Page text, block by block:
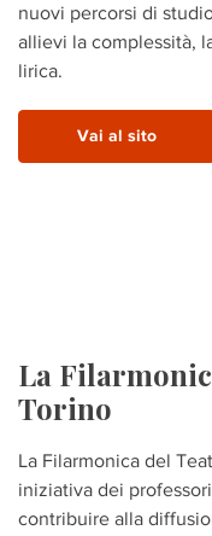
nuovi percorsi di
allievi la complessità,
lirica.
Vai al sito
La
Torino
La Filarmonica del
iniziativa dei
contribuire alla